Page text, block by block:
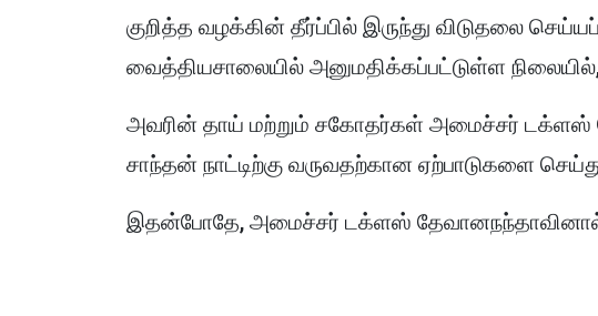
குறித்த வழக்கின் தீர்ப்பில் இருந்து விடுதலை
வைத்தியசாலையில் அனுமதிக்கப்பட்டுள்ள
அவரின் தாய் மற்றும் சகோதர்கள் அமைச்சர் டக்ளஸ்
சாந்தன் நாட்டிற்கு வருவதற்கான ஏற்பாடுகளை
இதன்போதே, அமைச்சர் டக்ளஸ் தேவானநந்தாவினால்